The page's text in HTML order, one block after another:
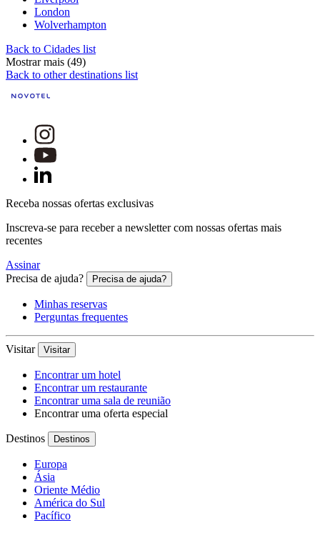
London
Wolverhampton
Back to Cidades list
Mostrar mais (49)
Back to other destinations list
Receba nossas ofertas exclusivas
Inscreva-se para receber a newsletter com nossas ofertas mais
recentes
Assinar
Precisa de ajuda?
Precisa de ajuda?
Minhas reservas
Perguntas frequentes
Visitar Visitar
Encontrar um hotel
Encontrar um restaurante
Encontrar uma sala de reunião
Encontrar uma oferta especial
Destinos Destinos
Europa
Ásia
Oriente Médio
América do Sul
Pacífico